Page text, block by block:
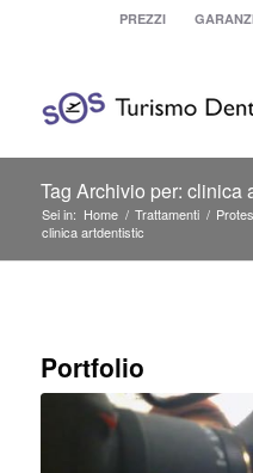
PREZZI
Tag Archivio per: clinica
Sei in: Home / Trattamenti /
clinica artdentistic
Portfolio